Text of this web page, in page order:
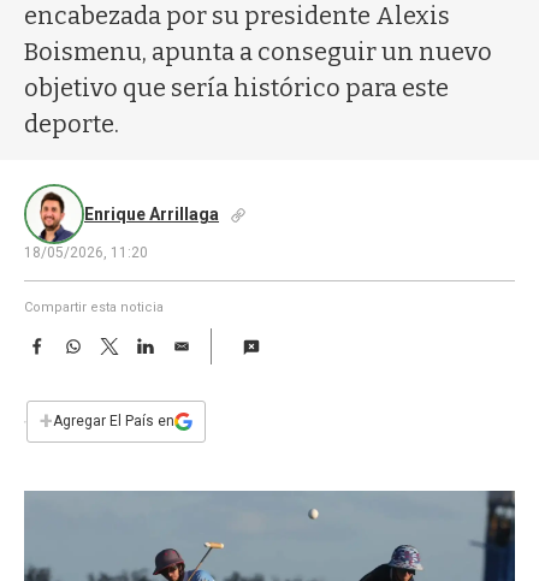
encabezada por su presidente Alexis
Boismenu, apunta a conseguir un nuevo
objetivo que sería histórico para este
deporte.
Enrique Arrillaga
18/05/2026, 11:20
Compartir esta noticia
F
e
b
W
s
T
w
t
L
E
i
l
+Agregar El País en